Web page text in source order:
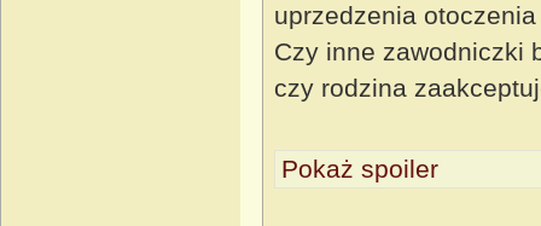
uprzedzenia otoczenia
Czy inne zawodniczki
czy rodzina
Pokaż spoiler